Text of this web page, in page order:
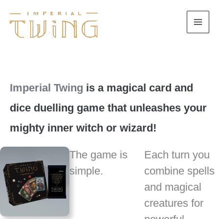
Inhalt
springen
Imperial Twing is a magical card and
dice duelling game that unleashes your
mighty inner witch or wizard!
The game is
simple.
Each turn you
combine spells
and magical
creatures for